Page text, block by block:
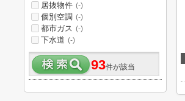
居抜物件 (-)
個別空調 (-)
都市ガス (-)
下水道 (-)
93件が該当